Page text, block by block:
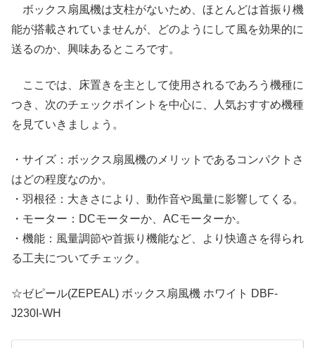
ボックス扇風機は支柱がないため、ほとんどは首振り機
能が搭載されていませんが、どのようにして風を効果的に
送るのか、興味あるところです。
ここでは、床置きを主として使用されるであろう機種に
つき、次のチェックポイントを中心に、人気おすすめ機種
を見ていきましょう。
・サイズ：ボックス扇風機のメリットであるコンパクトさ
はどの程度なのか。
・羽根径：大きさにより、動作音や風量に影響してくる。
・モーター：DCモーターか、ACモーターか。
・機能：風量調節や首振り機能など、より快適さを得られ
る工夫についてチェック。
☆ゼピール(ZEPEAL) ボックス扇風機 ホワイト DBF-
J230I-WH